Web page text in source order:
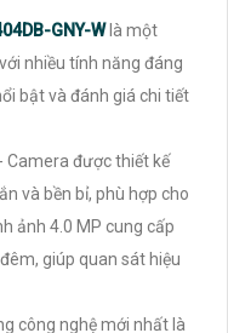
GNY-W là một
nhiều tính năng đáng
bật và đánh giá chi tiết
Camera được thiết kế
và bền bỉ, phù hợp cho
ảnh 4.0 MP cung cấp
giúp quan sát hiệu
công nghệ mới nhất là